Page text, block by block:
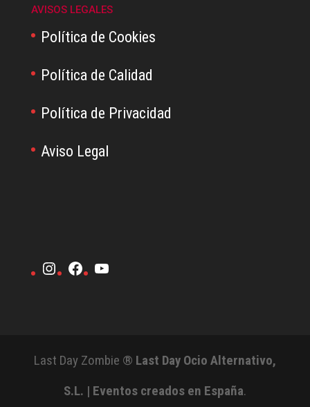
AVISOS LEGALES
Política de Cookies
Política de Calidad
Política de Privacidad
Aviso Legal
Instagram
Facebook
YouTube
Last Day Zombie ® Last Day Ocio Alternativo,
S.L. | Eventos creados en España.